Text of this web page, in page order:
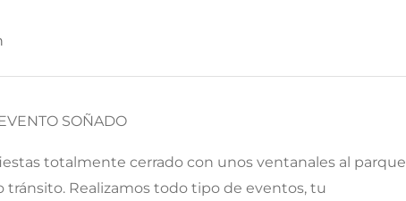
SOÑADO
totalmente cerrado con unos ventanales al parque
tránsito. Realizamos todo tipo de eventos, tu